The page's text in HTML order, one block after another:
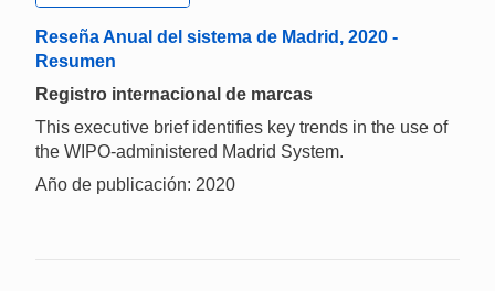
Reseña Anual del sistema de Madrid, 2020 -
Resumen
Registro internacional de marcas
This executive brief identifies key trends in the use of
the WIPO-administered Madrid System.
Año de publicación: 2020